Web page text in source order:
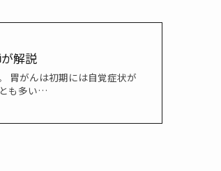
解説
胃がんは初期には自覚症状が
も多い…